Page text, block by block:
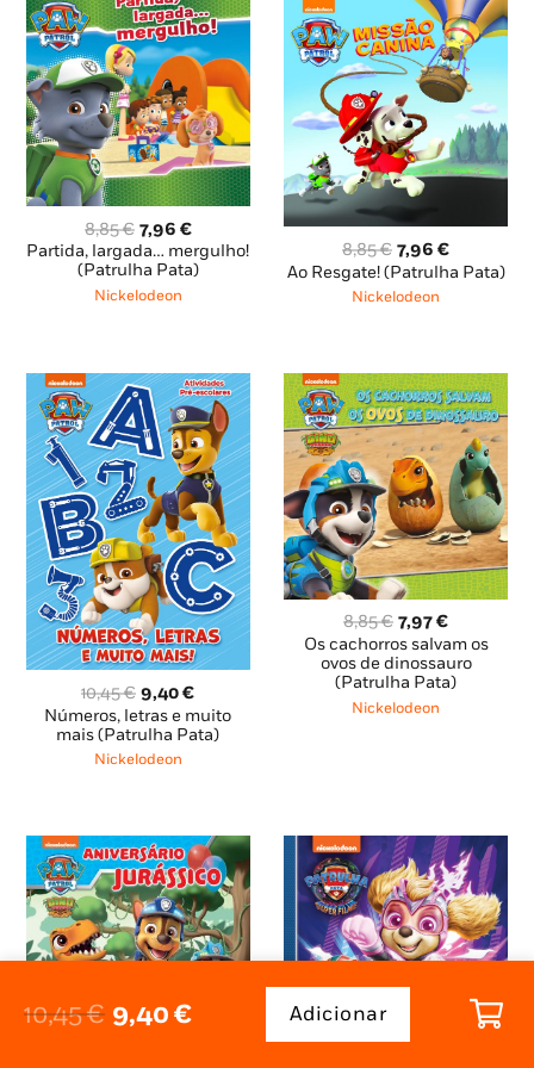
10,45€ O
9,40 €O
preçoQuantidade
Adicionar
8,85€ O
preço
original
era:
7,96 €O
preço
atual
Partida, largada… mergulho!
(Patrulha Pata)
Nickelodeon
8,85€ O
preço
original
7,96€O
preço
Ao Resgate! (Patrulha Pata)
Nickelodeon
10,45€ O
preço
original
era:
9,40€O
preço
atual
Números, letras e muito
mais (Patrulha Pata)
Nickelodeon
8,85€ O
preço
original
era:
8,85 €.
7,97€O
preço
atual
é:
Os cachorros salvam os
ovos de dinossauro
(Patrulha Pata)
Nickelodeon